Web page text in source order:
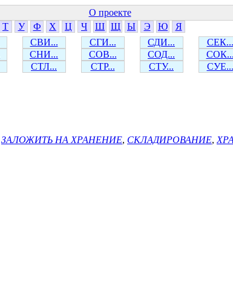
О проекте
Т У Ф Х Ц Ч Ш Щ Ы Э Ю
Я
СВИ... СГИ... СДИ... СЕК...
СНИ... СОВ... СОД... СОК...
СТЛ... СТР... СТУ... СУЕ...
ЗАЛОЖИТЬ НА ХРАНЕНИЕ, СКЛАДИРОВАНИЕ,